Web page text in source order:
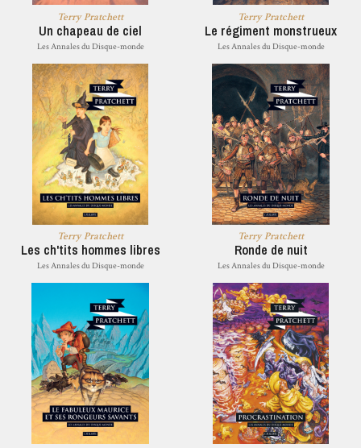
Terry Pratchett
Un chapeau de ciel
Les Annales du Disque-monde
Terry Pratchett
Le régiment monstrueux
Les Annales du Disque-monde
Terry Pratchett
Les ch'tits hommes libres
Les Annales du Disque-monde
Terry Pratchett
Ronde de nuit
Les Annales du Disque-monde